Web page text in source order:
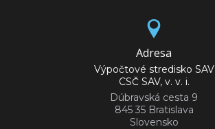
Adresa
Výpočtové stredisko SAV
CSČ SAV, v. v. i.
Dúbravská cesta 9
845 35 Bratislava
Slovensko